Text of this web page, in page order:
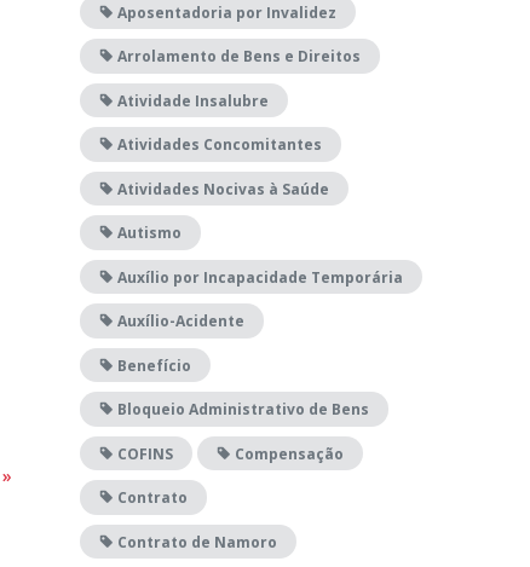
»
Aposentadoria por Invalidez
Arrolamento de Bens e Direitos
Atividade Insalubre
Atividades Concomitantes
Atividades Nocivas à Saúde
Autismo
Auxílio por Incapacidade Temporária
Auxílio-Acidente
Benefício
Bloqueio Administrativo de Bens
COFINS Compensação
Contrato
Contrato de Namoro